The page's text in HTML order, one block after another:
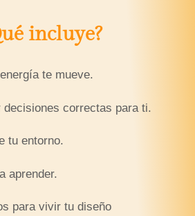
incluye?
te mueve.
decisiones correctas para ti.
tu entorno.
aprender.
para vivir tu diseño